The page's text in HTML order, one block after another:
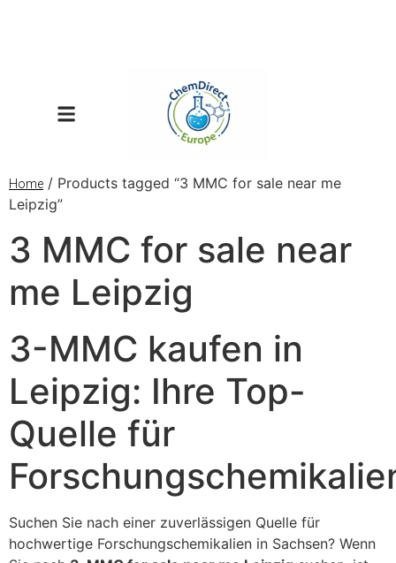
Home / Products tagged “3 MMC for sale near me
Leipzig”
3 MMC for sale near
me Leipzig
3-MMC kaufen in
Leipzig: Ihre Top-
Quelle für
​Suchen Sie nach einer zuverlässigen Quelle für
hochwertige Forschungschemikalien in Sachsen? Wenn